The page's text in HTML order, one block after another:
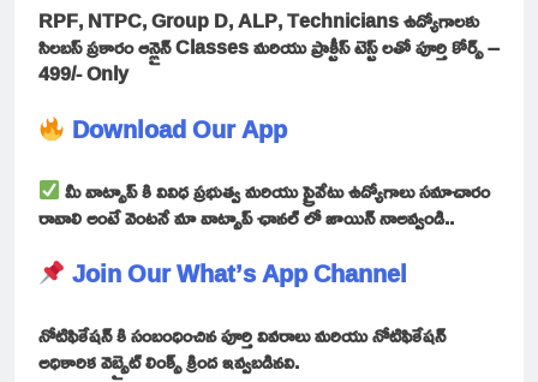
RPF, NTPC, Group D, ALP, Technicians ఉద్యోగాలకు
సిలబస్ ప్రకారం ఆన్లైన్ Classes మరియు ప్రాక్టీస్ టెస్ట్ లతో పూర్తి కోర్స్ –
499/- Only
Download Our App
మీ వాట్సాప్ కి వివిధ ప్రభుత్వ మరియు ప్రైవేటు ఉద్యోగాలు సమాచారం
రావాలి అంటే వెంటనే మా వాట్సాప్ ఛానల్ లో జాయిన్ నాఅవ్వండి..
Join Our What’s App Channel
నోటిఫికేషన్ కి సంబంధించిన పూర్తి వివరాలు మరియు నోటిఫికేషన్
అధికారిక వెబ్సైట్ లింక్స్ క్రింద ఇవ్వబడినవి.